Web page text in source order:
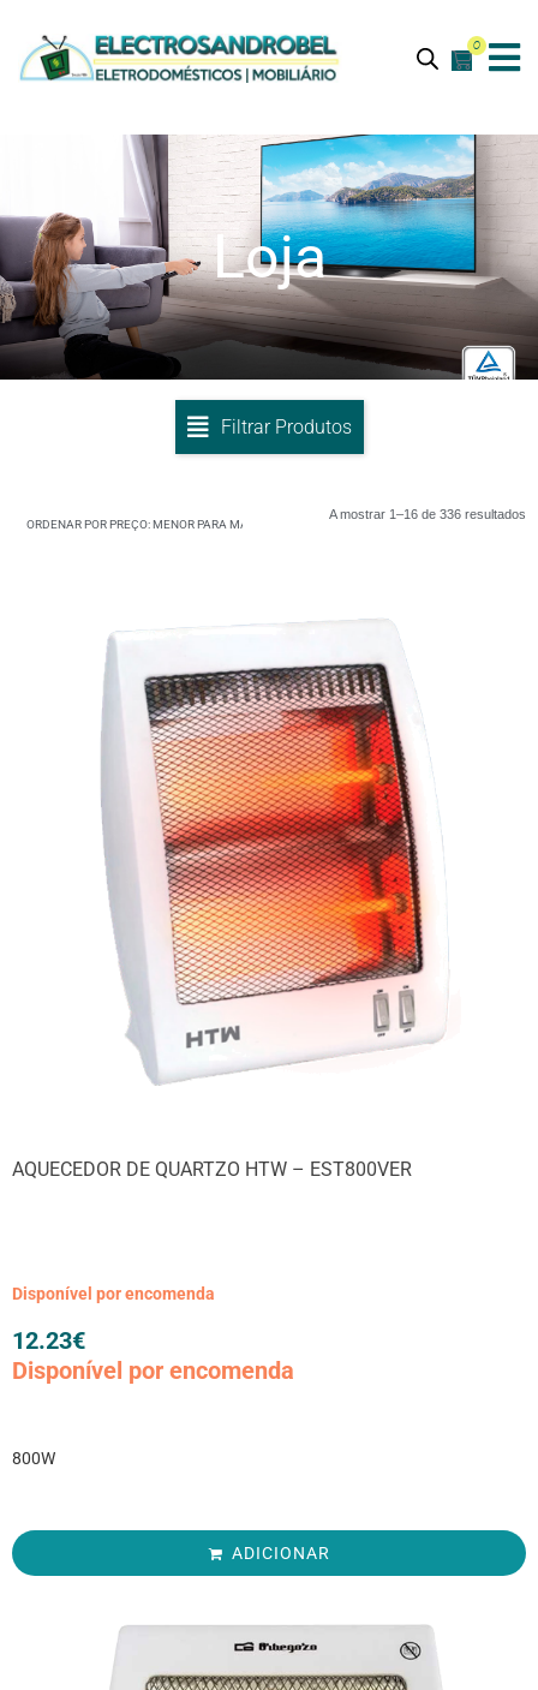
0
Loja
Filtrar Produtos
A mostrar 1–16 de 336 resultados
AQUECEDOR DE QUARTZO HTW – EST800VER
Disponível por encomenda
12.23€
Disponível por encomenda
800W
ADICIONAR